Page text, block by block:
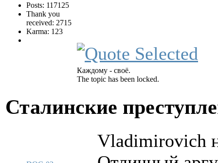
Posts: 117125
Thank you
received: 2715
Karma: 123
Каждому - своё.
The topic has been locked.
Сталинские
Vladimirovich